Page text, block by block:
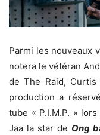
Parmi les nouveaux
notera le vétéran
de The Raid,
production a
tube « P.I.M.P. »
Jaa la star de Ong